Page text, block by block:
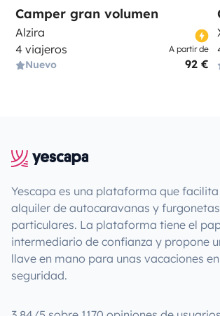
Camper gran volumen
Alzira
4 viajeros
Nuevo
A partir de
92 €
Yescapa es una plataforma que
alquiler de autocaravanas y
particulares. La plataforma tiene el
intermediario de confianza y propone
llave en mano para unas vacaciones
seguridad.